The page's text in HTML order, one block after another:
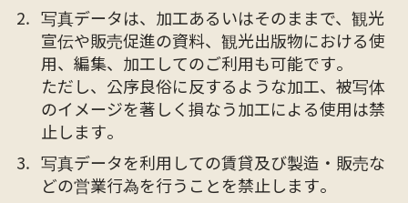
写真データは、加工あるいはそのままで、観光
宣伝や販売促進の資料、観光出版物における使
用、編集、加工してのご利用も可能です。
ただし、公序良俗に反するような加工、被写体
のイメージを著しく損なう加工による使用は禁
止します。
写真データを利用しての賃貸及び製造・販売な
どの営業行為を行うことを禁止します。